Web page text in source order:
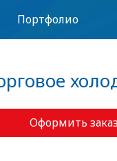
Портфолио
Оформить